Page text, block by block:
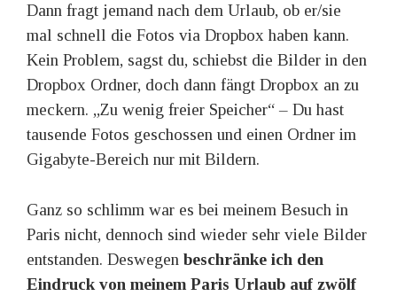
Dann fragt jemand nach dem Urlaub, ob er/sie
mal schnell die Fotos via Dropbox haben kann.
Kein Problem, sagst du, schiebst die Bilder in den
Dropbox Ordner, doch dann fängt Dropbox an zu
meckern. „Zu wenig freier Speicher“ – Du hast
tausende Fotos geschossen und einen Ordner im
Gigabyte-Bereich nur mit Bildern.
Ganz so schlimm war es bei meinem Besuch in
Paris nicht, dennoch sind wieder sehr viele Bilder
entstanden. Deswegen beschränke ich den
Eindruck von meinem Paris Urlaub auf zwölf